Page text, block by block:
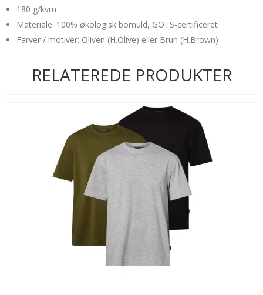
180 g/kvm
Materiale: 100% økologisk bomuld, GOTS-certificeret
Farver / motiver: Oliven (H.Olive) eller Brun (H.Brown)
RELATEREDE PRODUKTER